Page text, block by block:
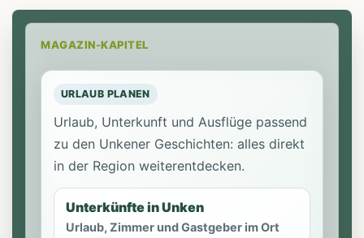
MAGAZIN-KAPITEL
URLAUB PLANEN
Urlaub, Unterkunft und Ausflüge passend
zu den Unkener Geschichten: alles direkt
in der Region weiterentdecken.
Unterkünfte in Unken
Urlaub, Zimmer und Gastgeber im Ort